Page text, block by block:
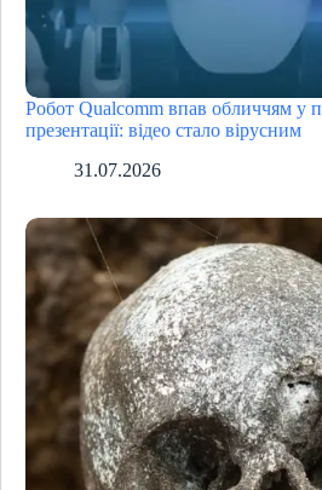
Робот Qualcomm впав обличчям у
презентації: відео стало вірусним
31.07.2026